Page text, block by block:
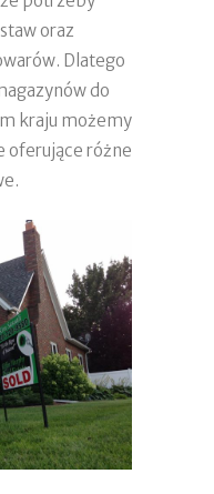
oraz
Dlatego
do
kraju możemy
oferujące różne